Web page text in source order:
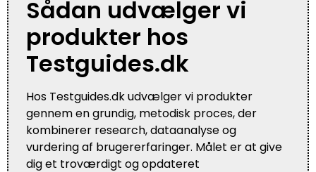
Sådan udvælger vi
produkter hos
Testguides.dk
Hos Testguides.dk udvælger vi produkter
gennem en grundig, metodisk proces, der
kombinerer research, dataanalyse og
vurdering af brugererfaringer. Målet er at give
dig et troværdigt og opdateret